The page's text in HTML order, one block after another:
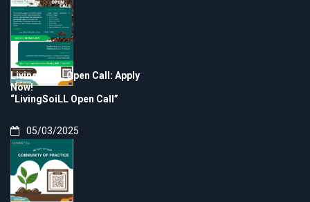
LivingSoiLL Open Call: Apply
Now!
“LivingSoiLL Open Call”
05/03/2025